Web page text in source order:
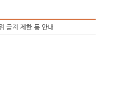
금지 제한 등 안내